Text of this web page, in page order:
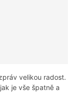
velikou radost.
je vše špatně a